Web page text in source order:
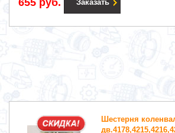
655 руб. Заказать
Шестерня